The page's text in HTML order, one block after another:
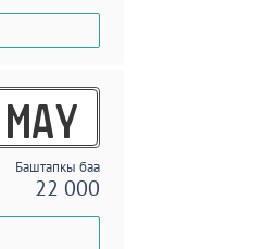
MAY
Баштапкы баа
22 000